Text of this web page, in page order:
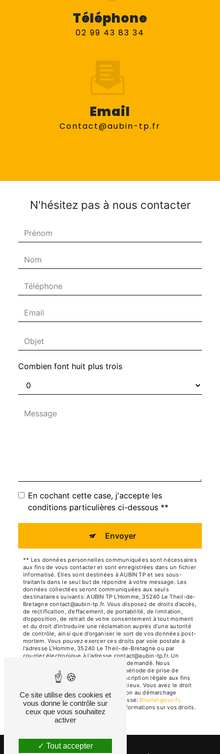
Téléphone
02 99 43 83 34
Email
contact@aubin-tp.fr
N'hésitez pas à nous contacter
Combien font huit plus trois
En cochant cette case, j'accepte les
conditions particulières ci-dessous **
Envoyer
** Les données personnelles communiquées sont nécessaires
aux fins de vous contacter et sont enregistrées dans un fichier
informatisé. Elles sont destinées à AUBIN TP et ses sous-
traitants dans le seul but de répondre à votre message. Les
données collectées seront communiquées aux seuls
destinataires suivants: AUBIN TP L'Homme, 35240 Le Theil-de-
Bretagne contact@aubin-tp.fr. Vous disposez de droits d’accès,
de rectification, d’effacement, de portabilité, de limitation,
d’opposition, de retrait de votre consentement à tout moment
et du droit d’introduire une réclamation auprès d’une autorité
de contrôle, ainsi que d’organiser le sort de vos données post-
mortem. Vous pouvez exercer ces droits par voie postale à
l'adresse L'Homme, 35240 Le Theil-de-Bretagne ou par
courrier électronique à l'adresse contact@aubin-tp.fr. Un
justificatif d'identité pourra vous être demandé. Nous
conservons vos données pendant la période de prise de
contact puis pendant la durée de prescription légale aux fins
probatoires et de gestion des contentieux. Vous avez le droit
de vous inscrire sur la liste d'opposition au démarchage
téléphonique, disponible à cette adresse:
Bloctel.gouv.fr.
Consultez le site cnil.fr pour plus d’informations sur vos droits.
Ce site utilise des cookies et
vous donne le contrôle sur
ceux que vous souhaitez
activer
Tout accepter